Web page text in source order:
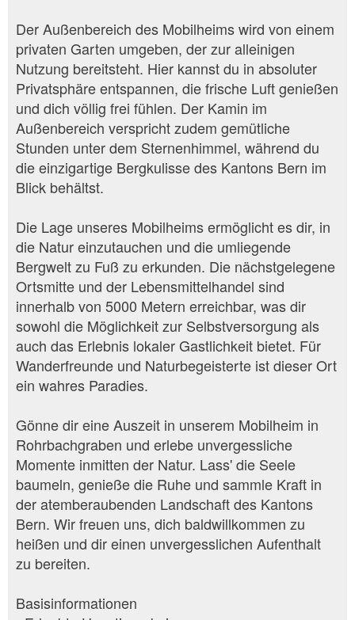
Der Außenbereich des Mobilheims wird von einem
privaten Garten umgeben, der zur alleinigen
Nutzung bereitsteht. Hier kannst du in absoluter
Privatsphäre entspannen, die frische Luft genießen
und dich völlig frei fühlen. Der Kamin im
Außenbereich verspricht zudem gemütliche
Stunden unter dem Sternenhimmel, während du
die einzigartige Bergkulisse des Kantons Bern im
Blick behältst.
Die Lage unseres Mobilheims ermöglicht es dir, in
die Natur einzutauchen und die umliegende
Bergwelt zu Fuß zu erkunden. Die nächstgelegene
Ortsmitte und der Lebensmittelhandel sind
innerhalb von 5000 Metern erreichbar, was dir
sowohl die Möglichkeit zur Selbstversorgung als
auch das Erlebnis lokaler Gastlichkeit bietet. Für
Wanderfreunde und Naturbegeisterte ist dieser Ort
ein wahres Paradies.
Gönne dir eine Auszeit in unserem Mobilheim in
Rohrbachgraben und erlebe unvergessliche
Momente inmitten der Natur. Lass' die Seele
baumeln, genieße die Ruhe und sammle Kraft in
der atemberaubenden Landschaft des Kantons
Bern. Wir freuen uns, dich baldwillkommen zu
heißen und dir einen unvergesslichen Aufenthalt
zu bereiten.
Basisinformationen